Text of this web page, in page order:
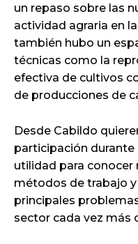
un repaso sobre las
actividad agraria en
también hubo un
técnicas como la
efectiva de cultivos
de producciones de
Desde Cabildo
participación durante
utilidad para conocer
métodos de trabajo
principales
sector cada vez más